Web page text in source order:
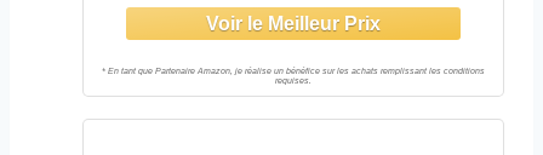
Noir Titane